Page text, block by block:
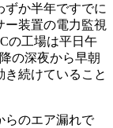
ずか半年ですでに
ー装置の電力監視
の工場は平日午
の深夜から早朝
続けていること
らのエア漏れで